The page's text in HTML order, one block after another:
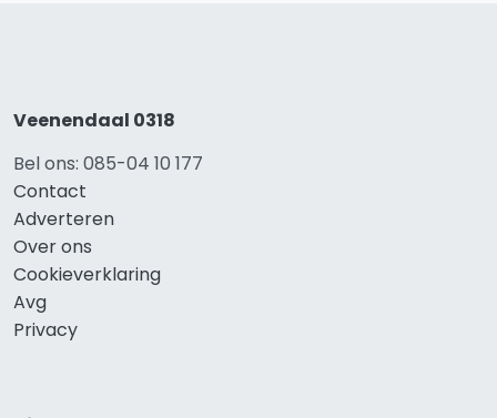
Veenendaal 0318
Bel ons: 085-04 10 177
Contact
Adverteren
Over ons
Cookieverklaring
Avg
Privacy